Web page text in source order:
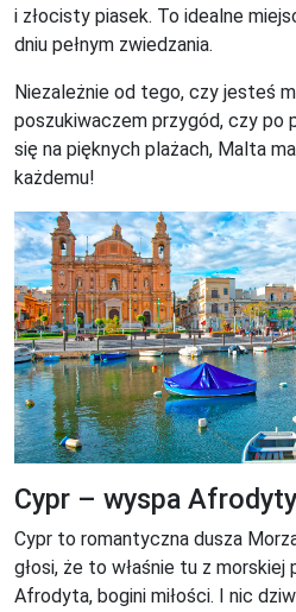
i złocisty piasek. To idealne
dniu pełnym zwiedzania.
Niezależnie od tego, czy jesteś
poszukiwaczem przygód, czy po
się na pięknych plażach, Malta
każdemu!
Cypr – wyspa Afrodyty
Cypr to romantyczna dusza
głosi, że to właśnie tu z morskiej
Afrodyta, bogini miłości. I nic